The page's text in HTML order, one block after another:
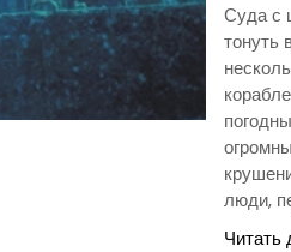
Суда с
тонуть
люди,
Читать